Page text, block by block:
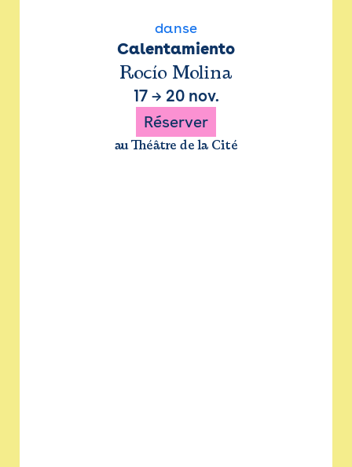
danse
Calentamiento
Rocío Molina
17→ 20 nov.
Réserver
au Théâtre de la Cité